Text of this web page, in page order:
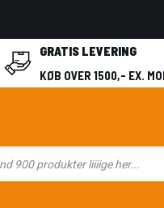
GRATIS LEVERING
KØB OVER 1500,- EX.